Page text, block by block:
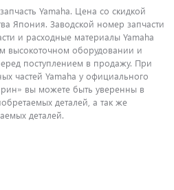
Yamaha. Цена со скидкой
Япония. Заводской номер запчасти
и расходные материалы Yamaha
высокоточном оборудовании и
поступлением в продажу. При
частей Yamaha у официального
вы можете быть уверенны в
деталей, а так же
деталей.